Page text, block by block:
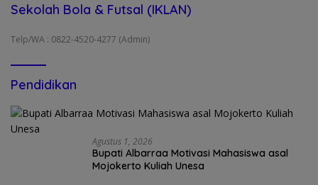
Sekolah Bola & Futsal (IKLAN)
Telp/WA : 0822-4520-4277 (Admin)
Pendidikan
Agustus 1, 2026
Bupati Albarraa Motivasi Mahasiswa asal
Mojokerto Kuliah Unesa